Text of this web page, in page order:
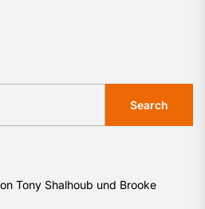
Search
Tony Shalhoub und Brooke